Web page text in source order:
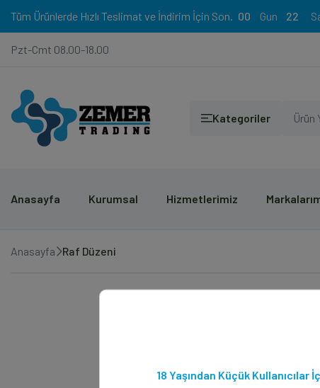
Tüm Ürünlerde Hızlı Teslimat ve İndirim İçin Son. 00 22
Pzt-Cmt 08.00-18.00
Kategoriler
Anasayfa Kurumsal Hizmetlerimiz
Anasayfa Raf Düzeni
18 Yaşından Küçük Kullanıcılar